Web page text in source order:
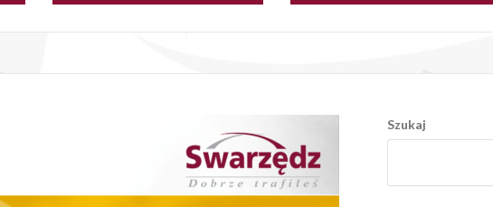
Szukaj